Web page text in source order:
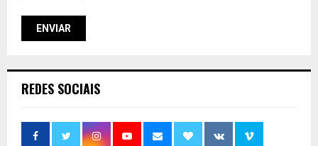
REDES SOCIAIS